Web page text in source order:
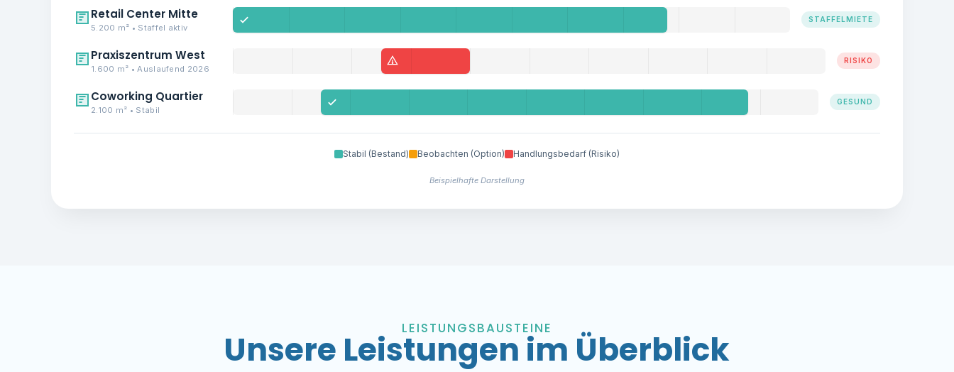
Retail Center Mitte
5.200 m² • Staffel aktiv
STAFFELMIETE
Praxiszentrum West
1.600 m² • Auslaufend 2026
RISIKO
Coworking Quartier
2.100 m² • Stabil
GESUND
Stabil (Bestand) Beobachten (Option) Handlungsbedarf (Risiko)
Beispielhafte Darstellung
LEISTUNGSBAUSTEINE
Unsere Leistungen im Überblick